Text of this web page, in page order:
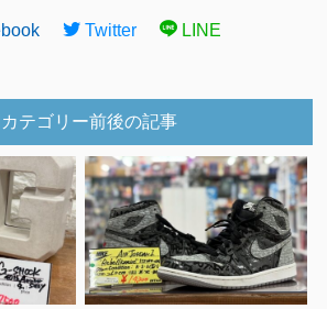
Twitter LINE
カテゴリー前後の記事